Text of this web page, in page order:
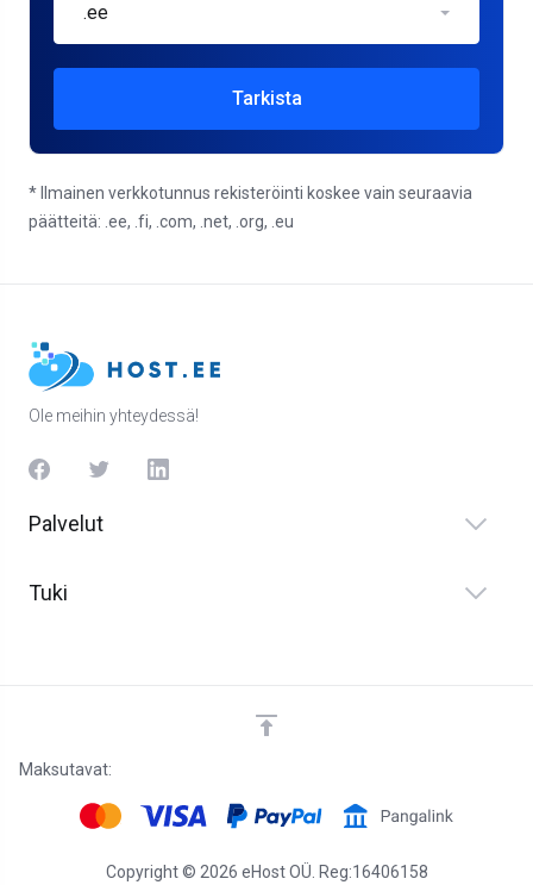
.ee
Tarkista
* Ilmainen verkkotunnus rekisteröinti koskee vain seuraavia
päätteitä: .ee, .fi, .com, .net, .org, .eu
Ole meihin yhteydessä!
Palvelut
Tuki
Copyright © 2026 eHost OÜ. Reg:16406158
Maksutavat: